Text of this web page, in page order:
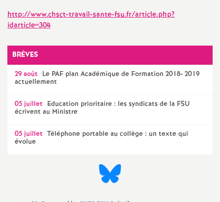
http://www.chsct-travail-sante-fsu.fr/article.php?
idarticle=304
BRÈVES
29 août Le PAF plan Académique de Formation 2018- 2019
actuellement
05 juillet Education prioritaire : les syndicats de la FSU
écrivent au Ministre
05 juillet Téléphone portable au collège : un texte qui
évolue